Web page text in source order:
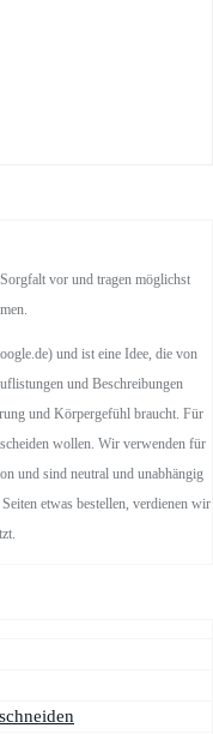
vor und tragen möglichst
und ist eine Idee, die von
und Beschreibungen
und Körpergefühl braucht. Für
wollen. Wir verwenden für
und sind neutral und unabhängig
etwas bestellen, verdienen wir